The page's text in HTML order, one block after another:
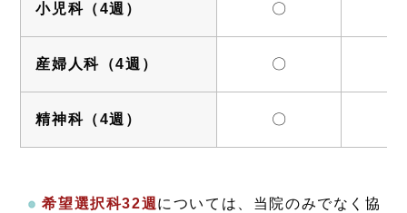
小児科（4週） 〇
産婦人科（4週） 〇
精神科（4週） 〇
希望選択科32週については、当院のみでなく協